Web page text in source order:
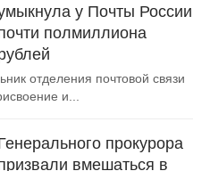
у Почты России
полмиллиона
отделения почтовой связи
и...
прокурора
вмешаться в